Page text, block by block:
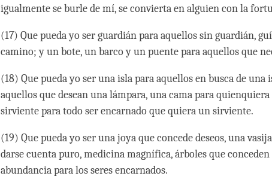
igualmente se burle de mí, se convierta en alguien con la
(17) Que pueda yo ser guardián para aquellos sin guardián,
camino; y un bote, un barco y un puente para aquellos que
(18) Que pueda yo ser una isla para aquellos en busca de una
aquellos que desean una lámpara, una cama para
sirviente para todo ser encarnado que quiera un sirviente.
(19) Que pueda yo ser una joya que concede deseos, una
darse cuenta puro, medicina magnífica, árboles que conceden
abundancia para los seres encarnados.